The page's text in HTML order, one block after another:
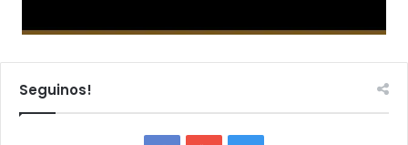
Seguinos!